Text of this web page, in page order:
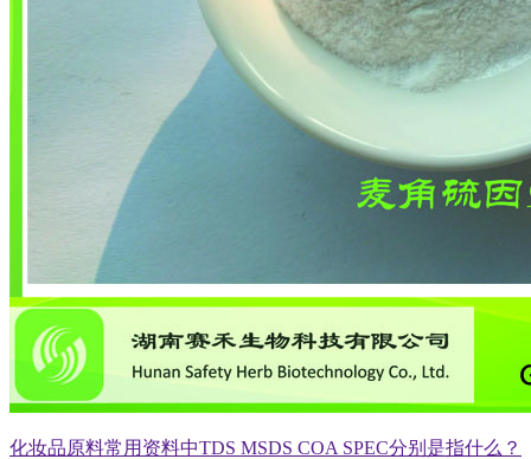
化妆品原料常用资料中TDS MSDS COA SPEC分别是指什么？